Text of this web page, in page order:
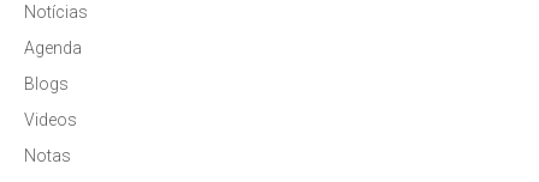
Notícias
Agenda
Blogs
Videos
Notas